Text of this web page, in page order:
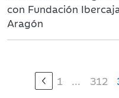
con Fundación
Aragón
1 ... 312